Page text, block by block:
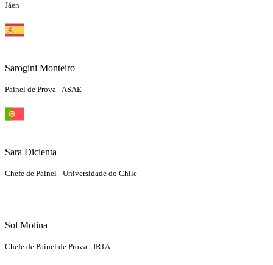
Jáen
Sarogini Monteiro
Painel de Prova - ASAE
Sara Dicienta
Chefe de Painel - Universidade do Chile
Sol Molina
Chefe de Painel de Prova - IRTA